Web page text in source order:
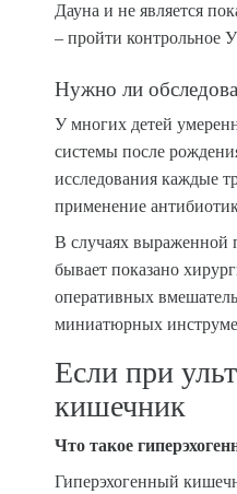
Дауна и не является
– пройти контрольное
Нужно ли
У многих детей
системы после
исследования каждые
применение
В случаях выраженной
бывает показано
оперативных
миниатюрных
Если при
кишечник
Что такое
Гиперэхогенный